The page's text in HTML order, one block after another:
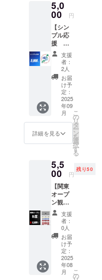
送りま
す。 な
お、内
容は全
員共通
となり
ますの
でご了
承くだ
さい。
5,0
00 円
【シン
プル応
援
5,000
円】 全
日本大
会終了
後(9/14
以降)
に、大
会写真
付きの
お礼
メッ
セージ
をメー
送りま
す。 な
お、内
容は全
員共通
となり
ますの
でご了
承くだ
さい。
※このリ
ターン
は3000
円のリ
ターン
支援
者：
2人
お届
け予
定：
2025
年09
月
詳細を見る
こ
の
リ
タ
ー
ン
を
選
択
す
る
5,5
00 円
残り50
【関東
オープ
ン観戦
チケッ
トB席】
イベン
ト日時
2025年
8月10日
（日）
​ 会場
横須賀
支援
者：
0人
お届
け予
定：
2025
年08
月
こ
の